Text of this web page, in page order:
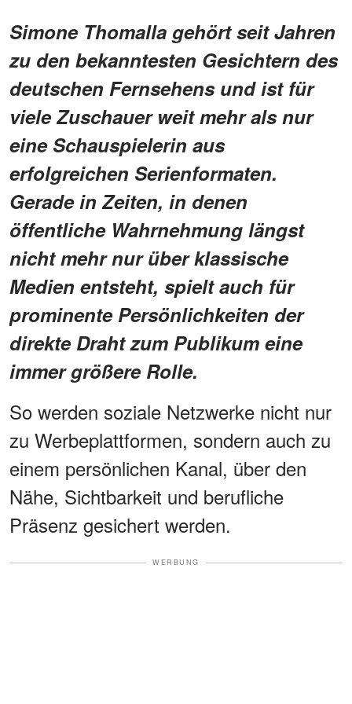
Simone Thomalla gehört seit Jahren
zu den bekanntesten Gesichtern des
deutschen Fernsehens und ist für
viele Zuschauer weit mehr als nur
eine Schauspielerin aus
erfolgreichen Serienformaten.
Gerade in Zeiten, in denen
öffentliche Wahrnehmung längst
nicht mehr nur über klassische
Medien entsteht, spielt auch für
prominente Persönlichkeiten der
direkte Draht zum Publikum eine
immer größere Rolle.
So werden soziale Netzwerke nicht nur
zu Werbeplattformen, sondern auch zu
einem persönlichen Kanal, über den
Nähe, Sichtbarkeit und berufliche
Präsenz gesichert werden.
WERBUNG